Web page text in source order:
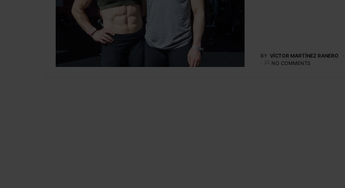
BY VÍCTOR MARTÍNEZ RANERO
NO COMMENTS